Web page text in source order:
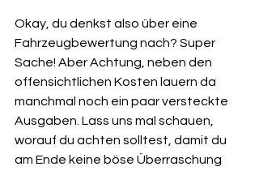
Okay, du denkst also über eine
Fahrzeugbewertung nach? Super
Sache! Aber Achtung, neben den
offensichtlichen Kosten lauern da
manchmal noch ein paar versteckte
Ausgaben. Lass uns mal schauen,
worauf du achten solltest, damit du
am Ende keine böse Überraschung